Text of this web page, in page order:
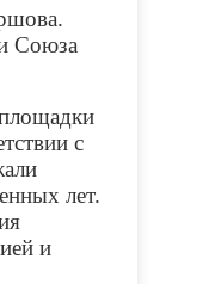
Союза
с
лет.
и